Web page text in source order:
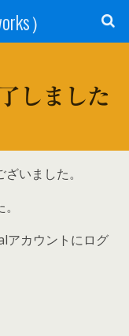
）
しました
いました。
アカウントにログ